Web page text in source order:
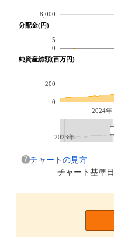
8,000
分配金(円)
0
5
純資産総額(百万円)
2024年
0
200
2023年
チャートの見方
チャート基準